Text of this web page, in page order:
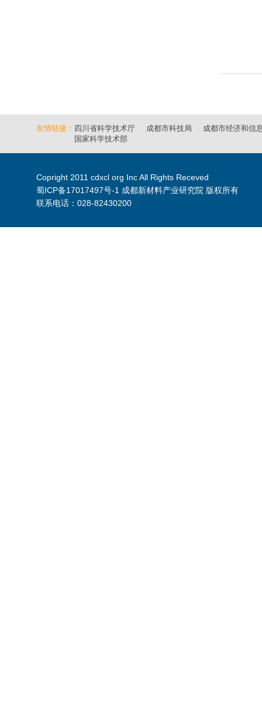
友情链接： 四川省科学技术厅 成都市科技局
成都市经济和信
国家科学技术部
Copright 2011 cdxcl org Inc All Rights Receved
蜀ICP备17017497号-1 成都新材料产业研究院 版权所有
联系电话：028-82430200